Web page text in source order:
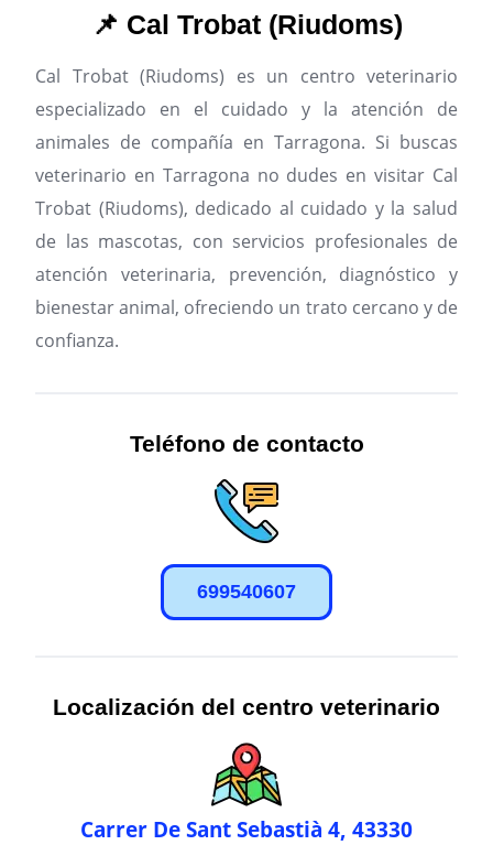
📌 Cal Trobat (Riudoms)
Cal Trobat (Riudoms) es un centro veterinario
especializado en el cuidado y la atención de
animales de compañía en Tarragona. Si buscas
veterinario en Tarragona no dudes en visitar Cal
Trobat (Riudoms), dedicado al cuidado y la salud
de las mascotas, con servicios profesionales de
atención veterinaria, prevención, diagnóstico y
bienestar animal, ofreciendo un trato cercano y de
confianza.
Teléfono de contacto
699540607
Localización del centro veterinario
Carrer De Sant Sebastià 4, 43330